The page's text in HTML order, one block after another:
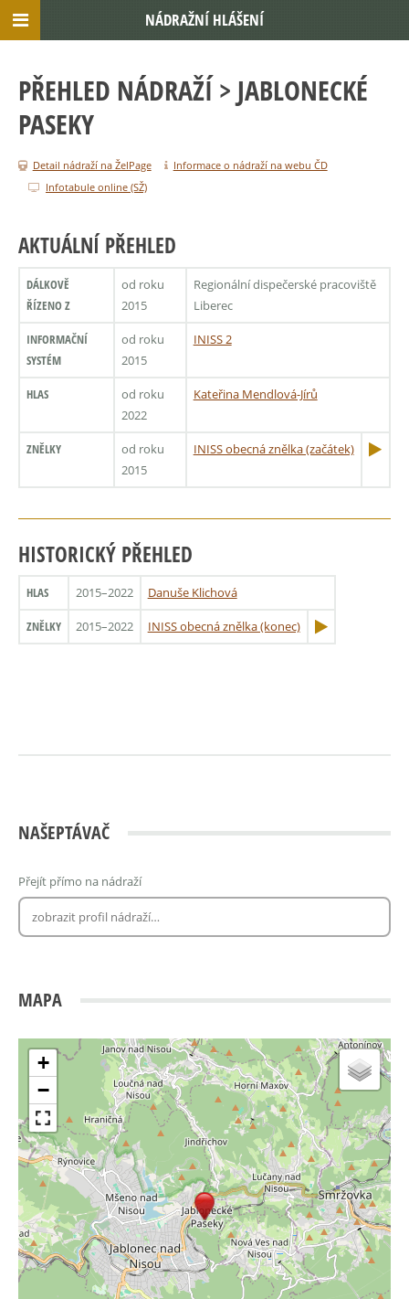
PŘEHLED NÁDRAŽÍ > JABLONECKÉ
PASEKY
Detail nádraží na ŽelPage
Informace o nádraží na webu ČD
Infotabule online (SŽ)
AKTUÁLNÍ PŘEHLED
DÁLKOVĚ
ŘÍZENO Z
od roku
2015
Regionální dispečerské pracoviště
Liberec
INFORMAČNÍ
SYSTÉM
od roku
2015
INISS 2
HLAS
od roku
2022
Kateřina Mendlová-Jírů
ZNĚLKY
od roku
2015
INISS obecná znělka (začátek)
HISTORICKÝ PŘEHLED
HLAS 2015–2022 Danuše Klichová
ZNĚLKY 2015–2022 INISS obecná znělka (konec)
NAŠEPTÁVAČ
Přejít přímo na nádraží
MAPA
+
−
NÁDRAŽNÍ HLÁŠENÍ